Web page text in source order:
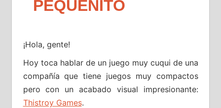
PEQUEÑITO
¡Hola, gente!
Hoy toca hablar de un juego muy cuqui de una
compañía que tiene juegos muy compactos
pero con un acabado visual impresionante:
Thistroy Games.